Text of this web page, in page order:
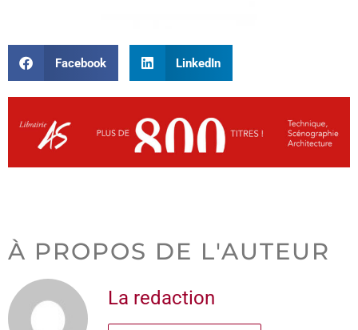
Facebook LinkedIn
À PROPOS DE L'AUTEUR
La redaction